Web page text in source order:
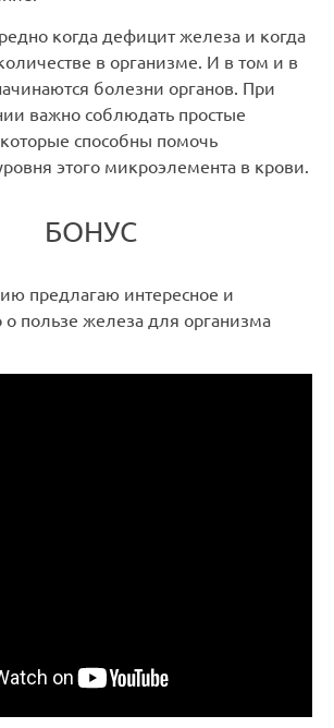
когда дефицит железа и когда
в организме. И в том и в
болезни органов. При
важно соблюдать простые
способны помочь
этого микроэлемента в крови.
БОНУС
предлагаю интересное и
пользе железа для организма